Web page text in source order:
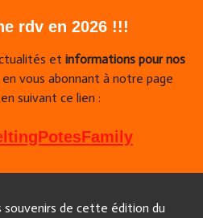
rdv en 2026 !!!
et informations pour nos
en vous abonnant à notre page
suivant ce lien :
souvenirs de cette édition du